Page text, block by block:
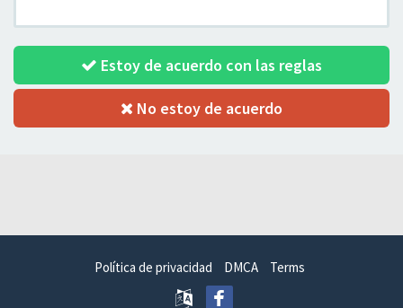
Estoy de acuerdo con las reglas
No estoy de acuerdo
Política de privacidad DMCA Terms